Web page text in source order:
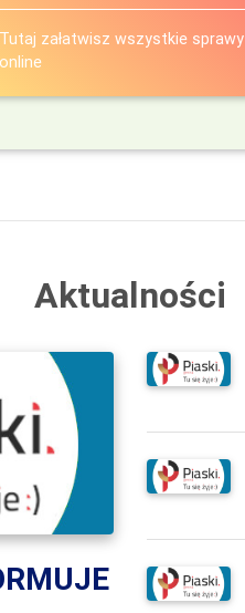
Tutaj załatwisz wszystkie sprawy
online
Aktualności